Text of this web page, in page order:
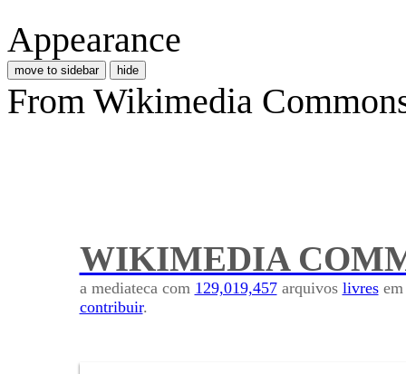
Appearance
move to sidebar hide
From Wikimedia
WIKIMEDIA
a mediateca com 129,019,457arquivos livresem
contribuir.